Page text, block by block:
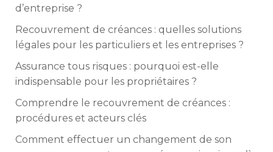
d’entreprise ?
Recouvrement de créances : quelles solutions
légales pour les particuliers et les entreprises ?
Assurance tous risques : pourquoi est-elle
indispensable pour les propriétaires ?
Comprendre le recouvrement de créances :
procédures et acteurs clés
Comment effectuer un changement de son